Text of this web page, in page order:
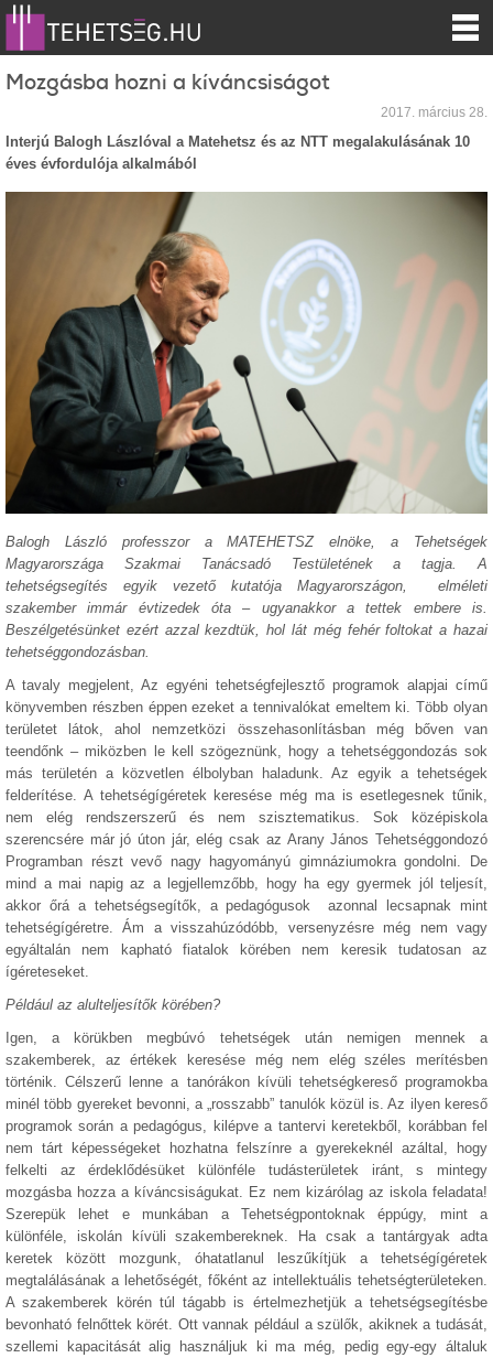
Mozgásba hozni a kíváncsiságot
2017. március 28.
Interjú Balogh Lászlóval a Matehetsz és az NTT megalakulásának 10
éves évfordulója alkalmából
Balogh László professzor a MATEHETSZ elnöke, a Tehetségek
Magyarországa Szakmai Tanácsadó Testületének a tagja. A
tehetségsegítés egyik vezető kutatója Magyarországon, elméleti
szakember immár évtizedek óta – ugyanakkor a tettek embere is.
Beszélgetésünket ezért azzal kezdtük, hol lát még fehér foltokat a hazai
tehetséggondozásban.
A tavaly megjelent, Az egyéni tehetségfejlesztő programok alapjai című
könyvemben részben éppen ezeket a tennivalókat emeltem ki. Több olyan
területet látok, ahol nemzetközi összehasonlításban még bőven van
teendőnk – miközben le kell szögeznünk, hogy a tehetséggondozás sok
más területén a közvetlen élbolyban haladunk. Az egyik a tehetségek
felderítése. A tehetségígéretek keresése még ma is esetlegesnek tűnik,
nem elég rendszerszerű és nem szisztematikus. Sok középiskola
szerencsére már jó úton jár, elég csak az Arany János Tehetséggondozó
Programban részt vevő nagy hagyományú gimnáziumokra gondolni. De
mind a mai napig az a legjellemzőbb, hogy ha egy gyermek jól teljesít,
akkor őrá a tehetségsegítők, a pedagógusok azonnal lecsapnak mint
tehetségígéretre. Ám a visszahúzódóbb, versenyzésre még nem vagy
egyáltalán nem kapható fiatalok körében nem keresik tudatosan az
ígéreteseket.
Például az alulteljesítők körében?
Igen, a körükben megbúvó tehetségek után nemigen mennek a
szakemberek, az értékek keresése még nem elég széles merítésben
történik. Célszerű lenne a tanórákon kívüli tehetségkereső programokba
minél több gyereket bevonni, a „rosszabb” tanulók közül is. Az ilyen kereső
programok során a pedagógus, kilépve a tantervi keretekből, korábban fel
nem tárt képességeket hozhatna felszínre a gyerekeknél azáltal, hogy
felkelti az érdeklődésüket különféle tudásterületek iránt, s mintegy
mozgásba hozza a kíváncsiságukat. Ez nem kizárólag az iskola feladata!
Szerepük lehet e munkában a Tehetségpontoknak éppúgy, mint a
különféle, iskolán kívüli szakembereknek. Ha csak a tantárgyak adta
keretek között mozgunk, óhatatlanul leszűkítjük a tehetségígéretek
megtalálásának a lehetőségét, főként az intellektuális tehetségterületeken.
A szakemberek körén túl tágabb is értelmezhetjük a tehetségsegítésbe
bevonható felnőttek körét. Ott vannak például a szülők, akiknek a tudását,
szellemi kapacitását alig használjuk ki ma még, pedig egy-egy általuk